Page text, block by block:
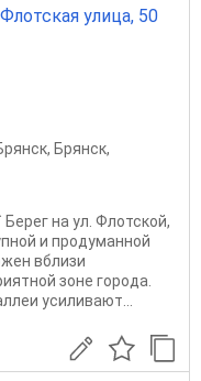
улица, 50
, Брянск,
на ул. Флотской,
и продуманной
вблизи
зоне города.
усиливают...